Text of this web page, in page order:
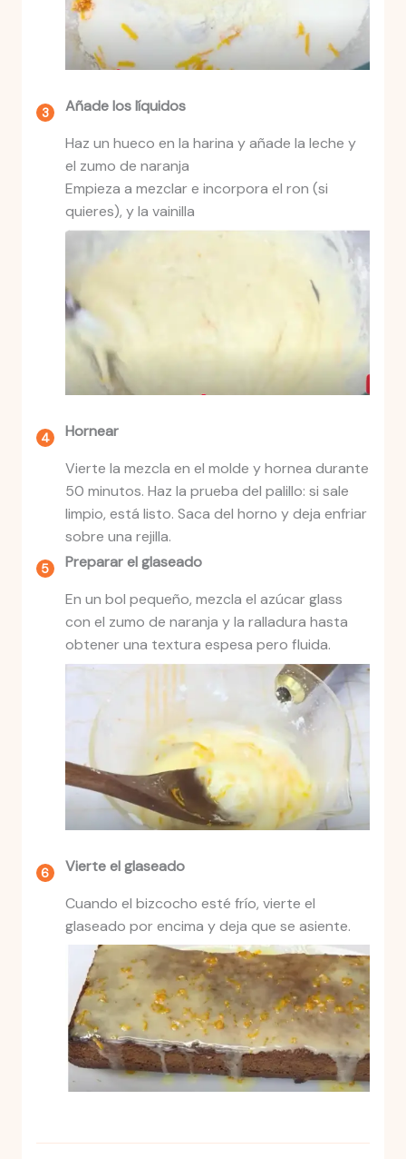
Añade los líquidos
Haz un hueco en la harina y añade la leche y
el zumo de naranja
Empieza a mezclar e incorpora el ron (si
quieres), y la vainilla
Hornear
Vierte la mezcla en el molde y hornea durante
50 minutos. Haz la prueba del palillo: si sale
limpio, está listo. Saca del horno y deja enfriar
sobre una rejilla.
Preparar el glaseado
En un bol pequeño, mezcla el azúcar glass
con el zumo de naranja y la ralladura hasta
obtener una textura espesa pero fluida.
Vierte el glaseado
Cuando el bizcocho esté frío, vierte el
glaseado por encima y deja que se asiente.